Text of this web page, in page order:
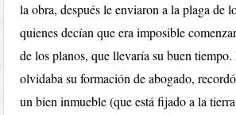
la obra, después le enviaron a la plaga de
quienes decían que era imposible
de los planos, que llevaría su buen
olvidaba su formación de abogado,
un bien inmueble (que está fijado a la